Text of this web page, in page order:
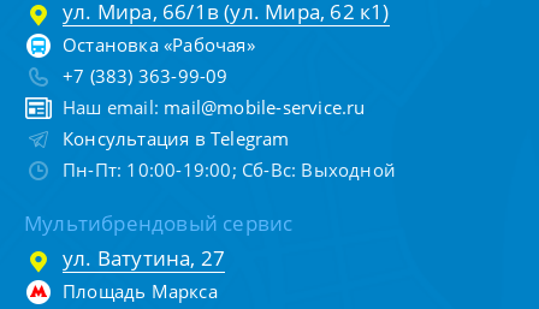
ул. Мира, 66/1в (ул. Мира, 62 к1)
Остановка «Рабочая»
+7 (383) 363-99-09
Наш email: mail@mobile-service.ru
Консультация в Telegram
Пн-Пт: 10:00-19:00; Сб-Вс: Выходной
Мультибрендовый сервис
ул. Ватутина, 27
Площадь Маркса